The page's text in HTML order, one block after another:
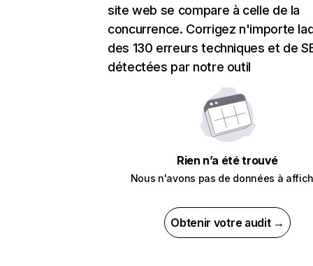
site web se compare à celle de la
concurrence. Corrigez n'importe
des 130 erreurs techniques et de
détectées par notre outil
Rien n’a été trouvé
Nous n'avons pas de données à
Obtenir votre audit →